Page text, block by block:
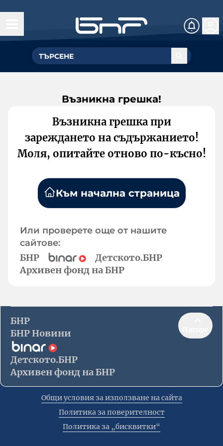
Възникна грешка!
Възникна грешка при
зареждането на съдържанието!
Моля, опитайте отново по-късно!
Към начална страница
Или проверете още от нашите
сайтове:
БНР
Детското.БНР
Архивен фонд на БНР
БНР
БНР Новини
Детското.БНР
Архивен фонд на БНР
Общи условия за използване на сайта
Политика за поверителност
Политика за „бисквитки“